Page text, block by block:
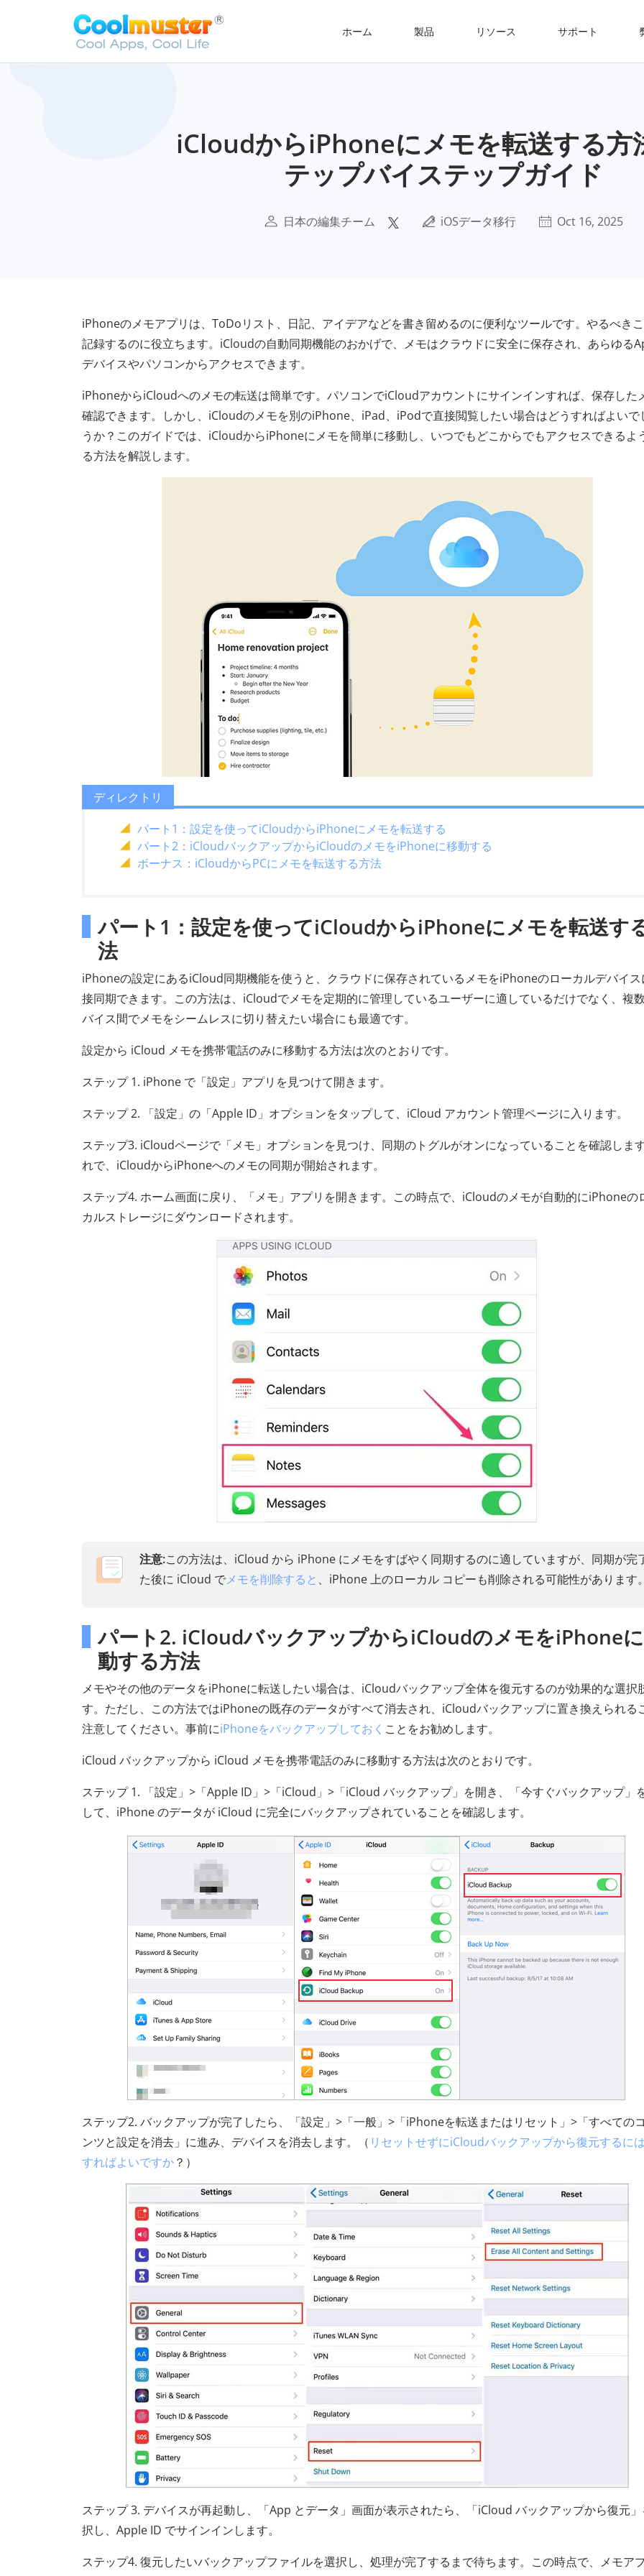
ホーム 製品 リソース サポート
iCloudからiPhoneにメモを転送する方
テップバイステップガイド
日本の編集チーム iOSデータ移行 Oct 16, 2025
iPhoneのメモアプリは、ToDoリスト、日記、アイデアなどを書き留めるのに便利なツールです。やるべき
記録するのに役立ちます。iCloudの自動同期機能のおかげで、メモはクラウドに安全に保存され、あらゆる
デバイスやパソコンからアクセスできます。
iPhoneからiCloudへのメモの転送は簡単です。パソコンでiCloudアカウントにサインインすれば、保存した
確認できます。しかし、iCloudのメモを別のiPhone、iPad、iPodで直接閲覧したい場合はどうすればよいで
うか？このガイドでは、iCloudからiPhoneにメモを簡単に移動し、いつでもどこからでもアクセスできるよ
る方法を解説します。
ディレクトリ
パート1：設定を使ってiCloudからiPhoneにメモを転送する
パート2：iCloudバックアップからiCloudのメモをiPhoneに移動する
ボーナス：iCloudからPCにメモを転送する方法
パート1：設定を使ってiCloudからiPhoneにメモを転送す
法
iPhoneの設定にあるiCloud同期機能を使うと、クラウドに保存されているメモをiPhoneのローカルデバイス
接同期できます。この方法は、iCloudでメモを定期的に管理しているユーザーに適しているだけでなく、複
バイス間でメモをシームレスに切り替えたい場合にも最適です。
設定から iCloud メモを携帯電話のみに移動する方法は次のとおりです。
ステップ 1. iPhone で「設定」アプリを見つけて開きます。
ステップ 2. 「設定」の「Apple ID」オプションをタップして、iCloud アカウント管理ページに入ります。
ステップ3. iCloudページで「メモ」オプションを見つけ、同期のトグルがオンになっていることを確認しま
れで、iCloudからiPhoneへのメモの同期が開始されます。
ステップ4. ホーム画面に戻り、「メモ」アプリを開きます。この時点で、iCloudのメモが自動的にiPhoneの
カルストレージにダウンロードされます。
注意:この方法は、iCloud から iPhone にメモをすばやく同期するのに適していますが、同期が完
た後に iCloud でメモを削除すると 、iPhone 上のローカル コピーも削除される可能性があります
パート2. iCloudバックアップからiCloudのメモをiPhone
動する方法
メモやその他のデータをiPhoneに転送したい場合は、iCloudバックアップ全体を復元するのが効果的な選択
す。ただし、この方法ではiPhoneの既存のデータがすべて消去され、iCloudバックアップに置き換えられる
注意してください。事前にiPhoneをバックアップしておく ことをお勧めします。
iCloud バックアップから iCloud メモを携帯電話のみに移動する方法は次のとおりです。
ステップ 1. 「設定」>「Apple ID」>「iCloud」>「iCloud バックアップ」を開き、「今すぐバックアップ」
して、iPhone のデータが iCloud に完全にバックアップされていることを確認します。
ステップ2. バックアップが完了したら、「設定」>「一般」>「iPhoneを転送またはリセット」>「すべての
ンツと設定を消去」に進み、デバイスを消去します。（ リセットせずにiCloudバックアップから復元するに
すればよいですか？）
ステップ 3. デバイスが再起動し、「App とデータ」画面が表示されたら、「iCloud バックアップから復元
択し、Apple ID でサインインします。
ステップ4. 復元したいバックアップファイルを選択し、処理が完了するまで待ちます。この時点で、メモア